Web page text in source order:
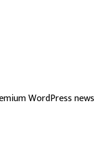
WordPress